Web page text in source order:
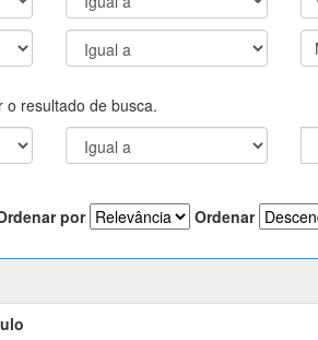
o resultado de busca.
por Ordenar